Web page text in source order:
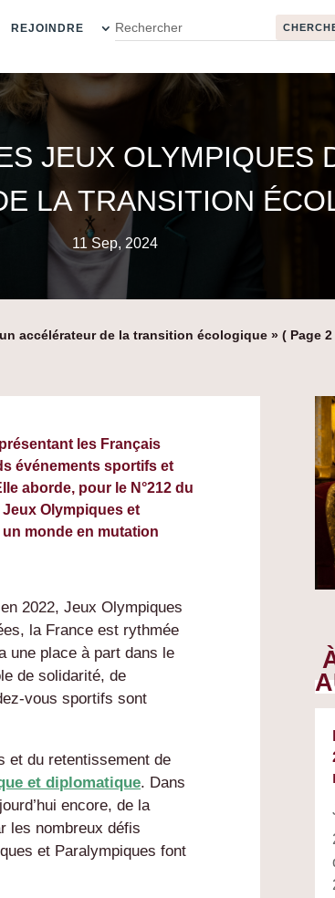
REJOINDRE
JEUX OLYMPIQUES
LA TRANSITION
11 Sep, 2024
accélérateur de la transition écologique » ( Page 2
les Français
événements sportifs et
aborde, pour le N°212 du
Olympiques et
monde en mutation
2022, Jeux Olympiques
la France est rythmée
une place à part dans le
de solidarité, de
vous sportifs sont
et du retentissement de
et diplomatique. Dans
encore, de la
les nombreux défis
et Paralympiques font